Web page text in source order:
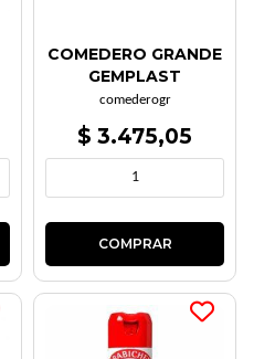
COMEDERO GRANDE
GEMPLAST
comederogr
$ 3.475,05